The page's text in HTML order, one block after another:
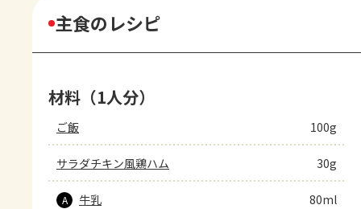
主食のレシピ
材料（1人分）
ご飯 100g
サラダチキン風鶏ハム 30g
A 牛乳 80ml